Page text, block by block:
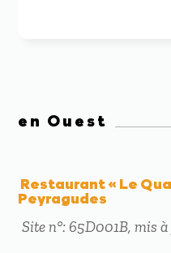
en Ouest
Restaurant « Le
Peyragudes
Site n°: 65D001B, mis